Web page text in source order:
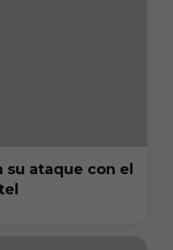
su ataque con el